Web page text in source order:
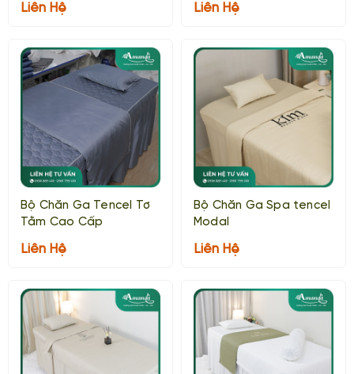
Liên Hệ Liên Hệ
Bộ Chăn Ga Tencel Tơ
Tằm Cao Cấp
Liên Hệ
Bộ Chăn Ga Spa tencel
Modal
Liên Hệ